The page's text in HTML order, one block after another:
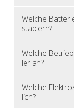
Wel­che
stap­lern?
Wel­che
ler an?
Wel­che
lich?